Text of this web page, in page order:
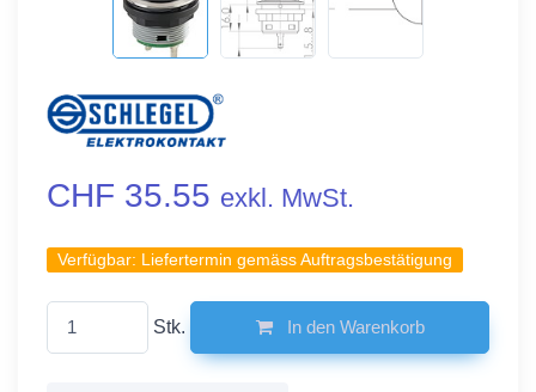
CHF 35.55 exkl. MwSt.
Verfügbar: Liefertermin gemäss Auftragsbestätigung
Stk. In den Warenkorb